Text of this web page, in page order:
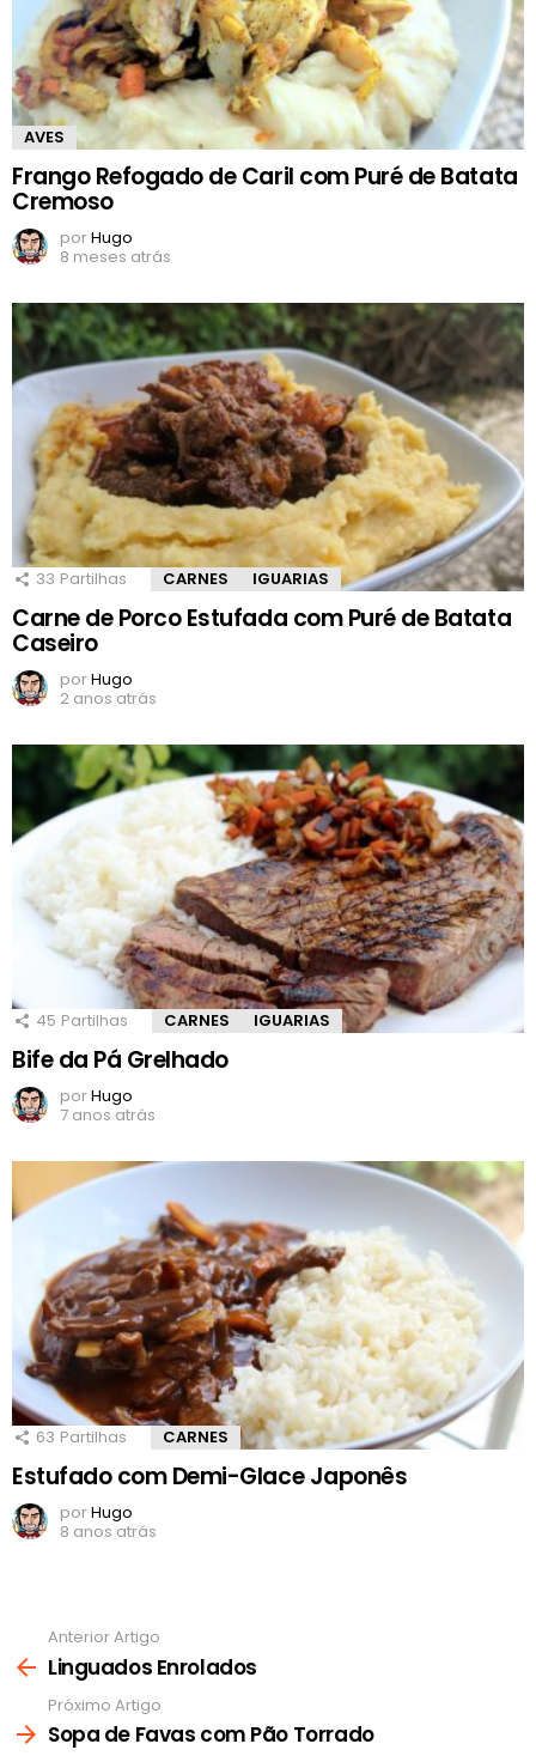
AVES
Frango Refogado de Caril com Puré de Batata
Cremoso
porHugo
8 meses atrás
33 Partilhas CARNES IGUARIAS
Carne de Porco Estufada com Puré de Batata
Caseiro
porHugo
2 anos atrás
45 Partilhas CARNES IGUARIAS
Bife da Pá Grelhado
porHugo
7 anos atrás
63 Partilhas CARNES
Estufado com Demi-Glace Japonês
porHugo
8 anos atrás
mais
Anterior Artigo
Linguados Enrolados
Próximo Artigo
Sopa de Favas com Pão Torrado